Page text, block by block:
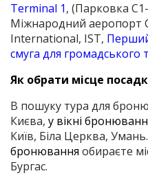
Terminal 1, (Парковка
Міжнародний аеропорт
International, IST,
смуга для громадського
Як обрати місце
В пошуку тура для
Києва, у вікні
Київ, Біла Церква,
бронювання обираєте
Бургас.